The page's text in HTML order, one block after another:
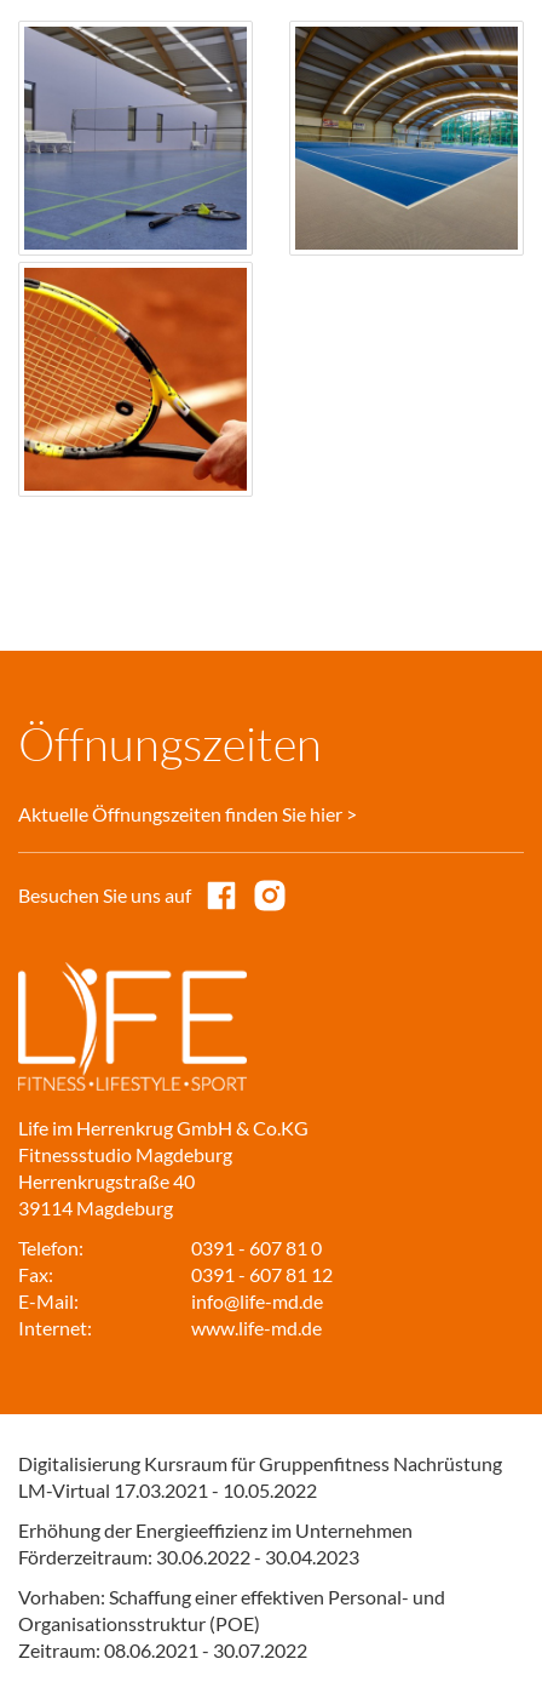
Öffnungszeiten
Aktuelle Öffnungszeiten finden Sie hier >
Besuchen Sie uns auf
Life im Herrenkrug GmbH & Co.KG
Fitnessstudio Magdeburg
Herrenkrugstraße 40
39114 Magdeburg
Telefon:
0391 - 607 81 0
Fax:
0391 - 607 81 12
E-Mail:
info@life-md.de
Internet:
www.life-md.de
Digitalisierung Kursraum für Gruppenfitness Nachrüstung
LM-Virtual 17.03.2021 - 10.05.2022
Erhöhung der Energieeffizienz im Unternehmen
Förderzeitraum: 30.06.2022 - 30.04.2023
Vorhaben: Schaffung einer effektiven Personal- und
Organisationsstruktur (POE)
Zeitraum: 08.06.2021 - 30.07.2022